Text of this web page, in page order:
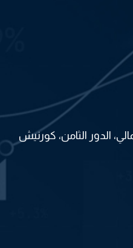
الدور الثامن، كورنيش